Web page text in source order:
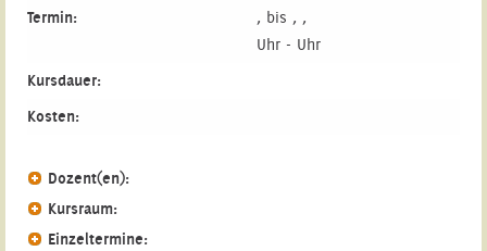
Termin:
, bis , ,
Uhr - Uhr
Kursdauer:
Kosten:
Dozent(en):
Kursraum:
Einzeltermine: